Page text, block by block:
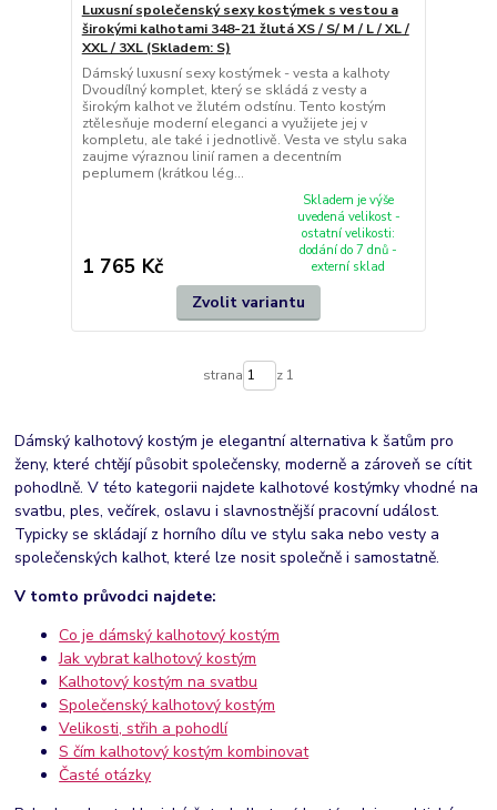
Luxusní společenský sexy kostýmek s vestou a
širokými kalhotami 348-21 žlutá XS / S/ M / L / XL /
XXL / 3XL (Skladem: S)
Dámský luxusní sexy kostýmek - vesta a kalhoty
Dvoudílný komplet, který se skládá z vesty a
širokým kalhot ve žlutém odstínu. Tento kostým
ztělesňuje moderní eleganci a využijete jej v
kompletu, ale také i jednotlivě. Vesta ve stylu saka
zaujme výraznou linií ramen a decentním
peplumem (krátkou lég...
1 765 Kč
Skladem je výše
uvedená velikost -
ostatní velikosti:
dodání do 7 dnů -
externí sklad
Zvolit variantu
strana z 1
Dámský kalhotový kostým je elegantní alternativa k šatům pro
ženy, které chtějí působit společensky, moderně a zároveň se cítit
pohodlně. V této kategorii najdete kalhotové kostýmky vhodné na
svatbu, ples, večírek, oslavu i slavnostnější pracovní událost.
Typicky se skládají z horního dílu ve stylu saka nebo vesty a
společenských kalhot, které lze nosit společně i samostatně.
V tomto průvodci najdete:
Co je dámský kalhotový kostým
Jak vybrat kalhotový kostým
Kalhotový kostým na svatbu
Společenský kalhotový kostým
Velikosti, střih a pohodlí
S čím kalhotový kostým kombinovat
Časté otázky